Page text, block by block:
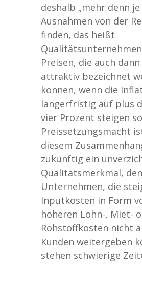
deshalb „mehr denn
Ausnahmen von der
finden, das heißt
Preisen, die auch
attraktiv bezeichnet
können, wenn die
längerfristig auf plus
vier Prozent steigen
Preissetzungsmacht
diesem
zukünftig ein
Qualitätsmerkmal,
Unternehmen, die
Inputkosten in Form
höheren Lohn-, Miet-
Rohstoffkosten nicht
Kunden weitergeben
stehen schwierige